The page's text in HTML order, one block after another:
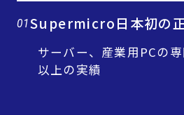
01Supermicro日本初の
サーバー、産業用PCの
以上の実績